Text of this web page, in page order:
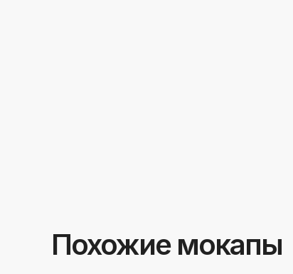
Похожие мокапы